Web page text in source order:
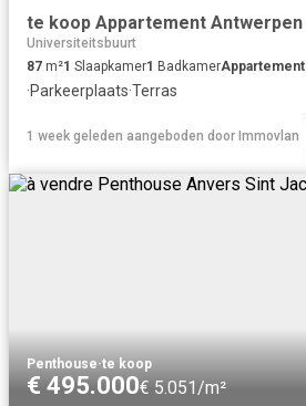
te koop Appartement Antwerpen
Universiteitsbuurt
87 m²1 Slaapkamer1 BadkamerAppartement
·Parkeerplaats·Terras
1 week geleden aangeboden door Immovlan
Penthouse·te koop
€ 495.000€ 5.051/m²